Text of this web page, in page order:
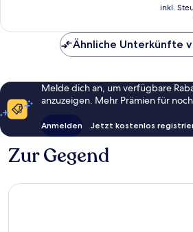
inkl.
Ähnliche Unterkünfte
Melde dich an, um verfügbare
anzuzeigen. Mehr Prämien für
Anmelden Jetzt kostenlos
Zur Gegend